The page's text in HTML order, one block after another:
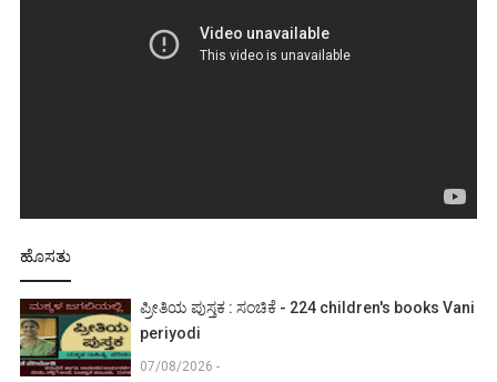
ಹೊಸತು
ಪ್ರೀತಿಯ ಪುಸ್ತಕ : ಸಂಚಿಕೆ - 224 children's books Vani
periyodi
07/08/2026 -